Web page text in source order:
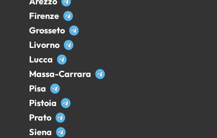
Firenze
Grosseto
Livorno
Lucca
Massa-Carrara
Pisa
Pistoia
Prato
Siena